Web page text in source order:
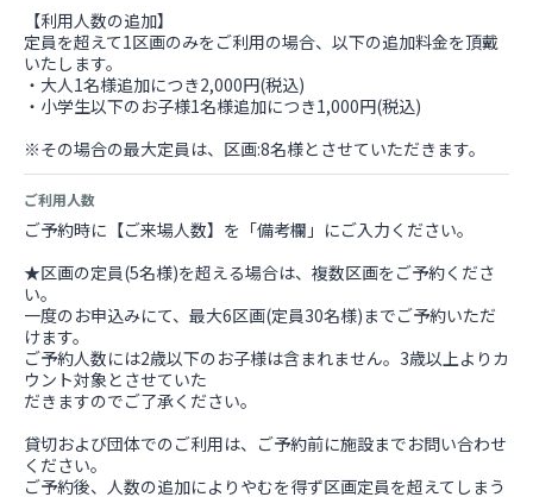
【利用人数の追加】
定員を超えて1区画のみをご利用の場合、以下の追加料金を頂戴
いたします。
・大人1名様追加につき2,000円(税込)
・小学生以下のお子様1名様追加につき1,000円(税込)
※その場合の最大定員は、区画:8名様とさせていただきます。
ご利用人数
ご予約時に【ご来場人数】を「備考欄」にご入力ください。
★区画の定員(5名様)を超える場合は、複数区画をご予約くださ
い。
一度のお申込みにて、最大6区画(定員30名様)までご予約いただ
けます。
ご予約人数には2歳以下のお子様は含まれません。3歳以上よりカ
ウント対象とさせていた
だきますのでご了承ください。
貸切および団体でのご利用は、ご予約前に施設までお問い合わせ
ください。
ご予約後、人数の追加によりやむを得ず区画定員を超えてしまう